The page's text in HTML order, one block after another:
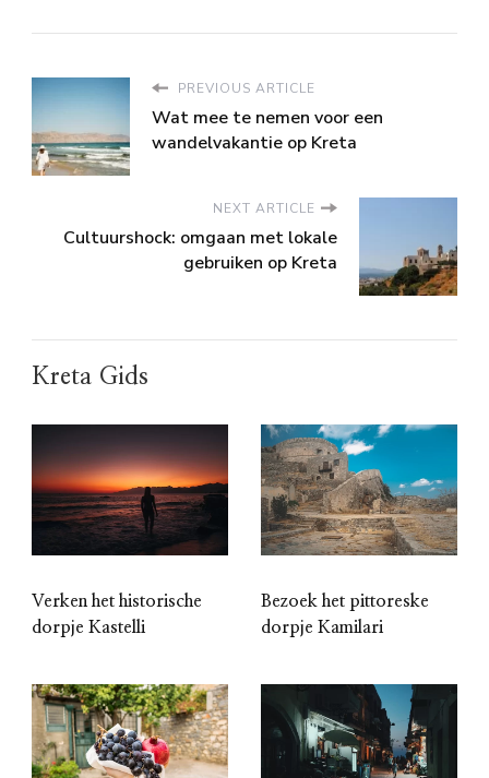
PREVIOUS ARTICLE
Wat mee te nemen voor een
wandelvakantie op Kreta
NEXT ARTICLE
Cultuurshock: omgaan met lokale
gebruiken op Kreta
Kreta Gids
Verken het historische
dorpje Kastelli
Bezoek het pittoreske
dorpje Kamilari